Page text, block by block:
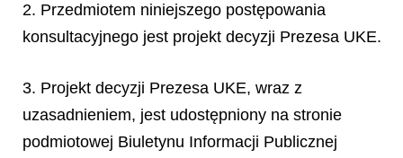
2. Przedmiotem niniejszego postępowania
konsultacyjnego jest projekt decyzji Prezesa UKE.
3. Projekt decyzji Prezesa UKE, wraz z
uzasadnieniem, jest udostępniony na stronie
podmiotowej Biuletynu Informacji Publicznej